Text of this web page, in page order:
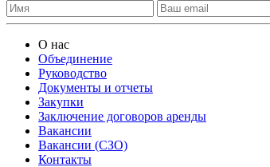
О нас
Объединение
Руководство
Документы и отчеты
Закупки
Заключение договоров аренды
Вакансии
Вакансии (СЗО)
Контакты